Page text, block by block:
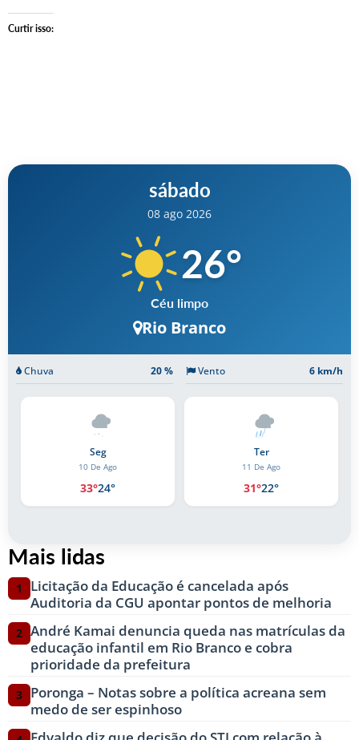
Curtir isso:
sábado
08 ago 2026
26°
Céu limpo
Rio Branco
Chuva 20 % Vento 6 km/h
Seg
10 De Ago
33°24°
Ter
11 De Ago
31°22°
Mais lidas
1
Licitação da Educação é cancelada após
Auditoria da CGU apontar pontos de melhoria
2 André Kamai denuncia queda nas matrículas da
educação infantil em Rio Branco e cobra
prioridade da prefeitura
3 Poronga – Notas sobre a política acreana sem
medo de ser espinhoso